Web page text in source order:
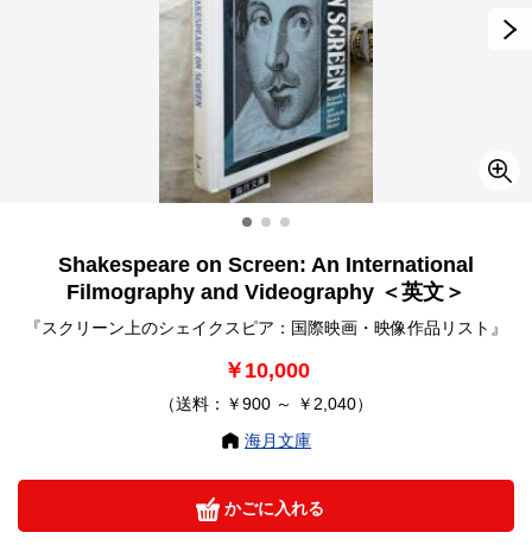
Shakespeare on Screen: An International
Filmography and Videography ＜英文＞
『スクリーン上のシェイクスピア：国際映画・映像作品リスト』
￥10,000
（送料：￥900 ～ ￥2,040）
海月文庫
かごに入れる